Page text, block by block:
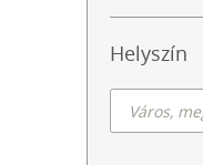
Helyszín